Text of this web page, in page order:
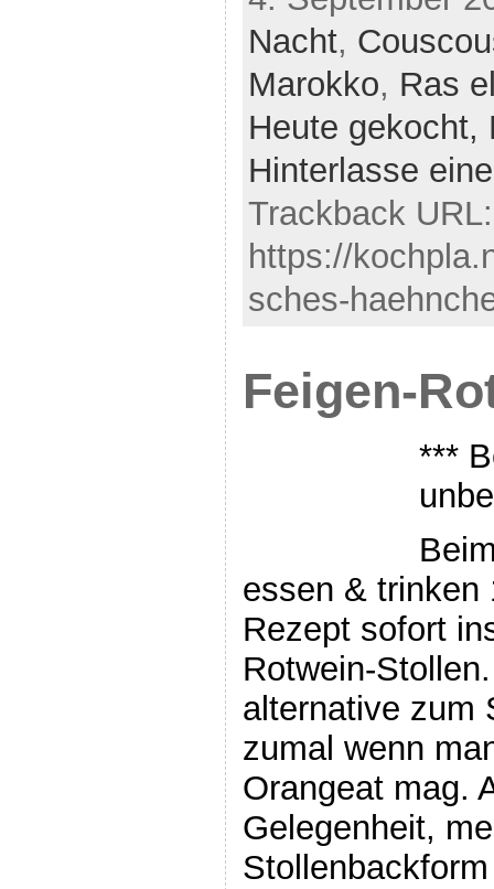
Nacht,
Marokko, Ras
Heute gekocht,
Hinterlasse
Trackback URL:
https://
sches-
Feigen-
***
essen & trinken
Rezept sofort
Rotwein-
alternative zum
zumal wenn
Orangeat mag.
Gelegenheit,